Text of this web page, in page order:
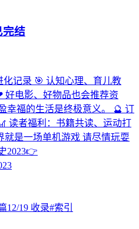
完结
化记录 🎯 认知心理、育儿教
好电影、好物品也会推荐资
幸福的生活是终极意义。 🔮 订
读者福利：书籍共读、运动打
就是一场单机游戏 请尽情玩耍
2023👉
12/19 收录#索引